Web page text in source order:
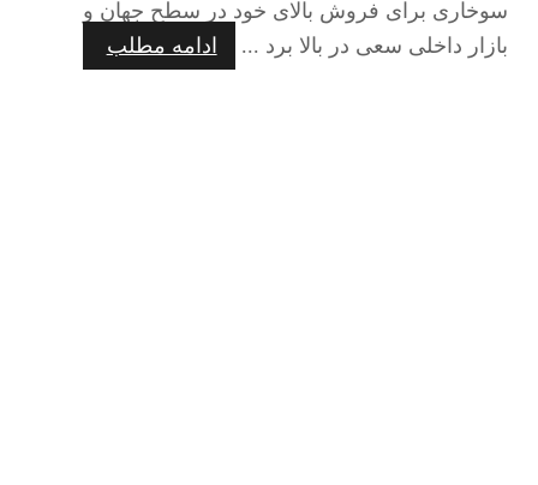
سوخاری برای فروش بالای خود در سطح جهان و
بازار داخلی سعی در بالا برد ...
ادامه مطلب